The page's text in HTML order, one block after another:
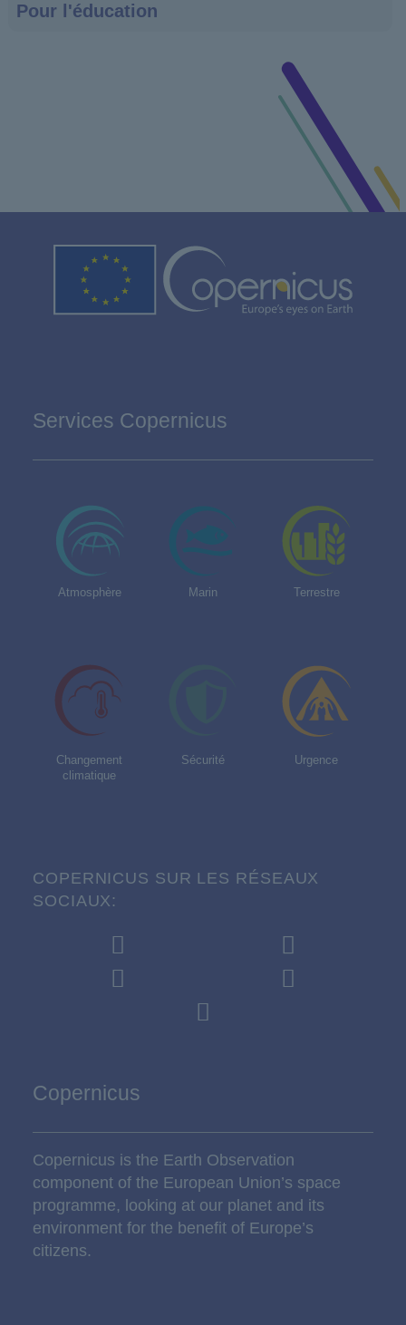
Pour l'éducation
Services Copernicus
Atmosphère Marin Terrestre
Changement
climatique
Sécurité Urgence
COPERNICUS SUR LES RÉSEAUX
SOCIAUX:
Copernicus
Copernicus is the Earth Observation
component of the European Union’s space
programme, looking at our planet and its
environment for the benefit of Europe’s
citizens.